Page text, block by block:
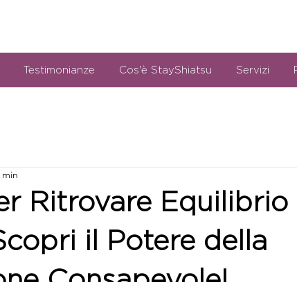
Testimonianze Cos'è StayShiatsu Servizi
Ritrovare Equilibrio
il Potere della